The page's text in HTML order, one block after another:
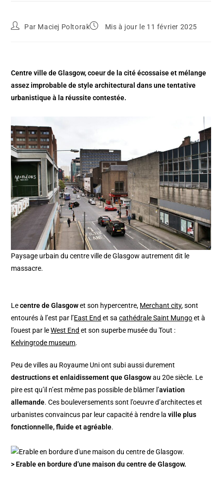
Par Maciej Poltorak Mis à jour le 11 février 2025
Centre ville de Glasgow, coeur de la cité écossaise et mélange
assez improbable de style architectural dans une tentative
urbanistique à la réussite contestée.
Paysage urbain du centre ville de Glasgow autrement dit le
massacre.
Lecentre de Glasgowet son hypercentre, Merchant city, sont
entourés à l’est par l’East End et sacathédrale Saint Mungoet à
l’ouest par leWest End et son superbe musée du Tout :
Kelvingrode museum.
Peu de villes au Royaume Uni ont subi aussi durement
destructions et enlaidissement que Glasgowau 20e siècle. Le
pire est qu’il n’est même pas possible de blâmer l’aviation
allemande. Ces bouleversements sont l’oeuvre d’architectes et
urbanistes convaincus par leur capacité à rendre laville plus
fonctionnelle, fluide et agréable.
> Erable en bordure d’une maison du centre de Glasgow.